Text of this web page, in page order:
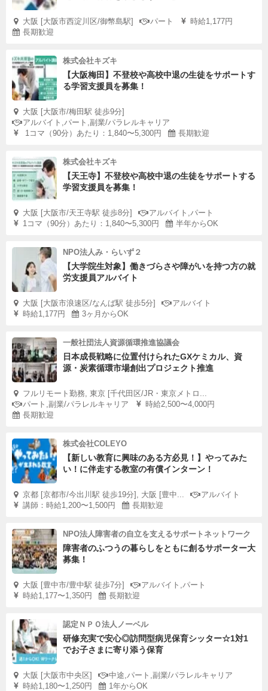
大阪 [大阪市西淀川区/御幣島駅] パート
時給1,177円
長期歓迎
株式会社キズキ
【大阪梅田】不登校や高校中退の生徒をサポートす
る学習支援員を募集！
大阪 [大阪市/梅田駅 徒歩9分]
アルバイト,パート,副業/パラレルキャリア
1コマ（90分）あたり：1,840〜5,300円
長期歓迎
株式会社キズキ
【天王寺】不登校や高校中退の生徒をサポートする
学習支援員を募集！
大阪 [大阪市/天王寺駅 徒歩8分]
アルバイト,パート
1コマ（90分）あたり：1,840〜5,300円
半年からOK
NPO法人み・らいず２
【大学院生対象】働きづらさや障がいを持つ方の就
労支援員アルバイト
大阪 [大阪市浪速区/なんば駅 徒歩5分]
アルバイト
時給1,177円
3ヶ月からOK
一般社団法人資源循環推進協議会
日本成長戦略に位置付けられたGXケミカル、資
源・炭素循環市場創出プロジェクト推進
フルリモート勤務, 東京 [千代田区/JR・東京メトロ...
パート,副業/パラレルキャリア
時給2,500〜4,000円
長期歓迎
株式会社COLEYO
【新しい教育に興味のある方必見！】やってみた
い！に伴走する教室の有償インターン！
京都 [京都市/今出川駅 徒歩19分], 大阪 [豊中...
アルバイト
講師：時給1,200〜1,500円
長期歓迎
NPO法人障害者の自立を支えるサポートネットワーク
障害者のふつうの暮らしをともに創るサポーター大
募集！
大阪 [豊中市/豊中駅 徒歩7分]
アルバイト,パート
時給1,177〜1,350円
長期歓迎
認定ＮＰＯ法人ノーベル
研修充実で安心◎訪問型病児保育シッター☆1対1
でお子さまに寄り添う保育
大阪 [大阪市中央区]
中途,パート,副業/パラレルキャリア
時給1,180〜1,250円
1年からOK